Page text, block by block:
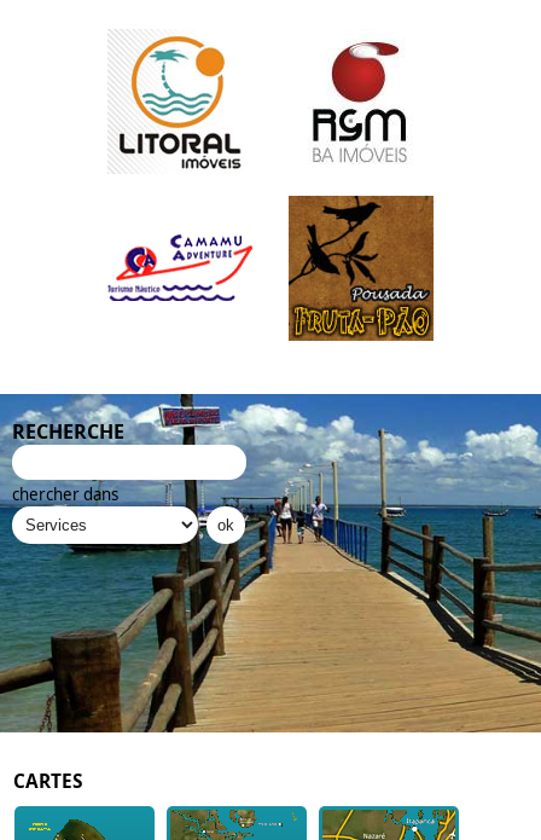
RECHERCHE
chercher dans
CARTES